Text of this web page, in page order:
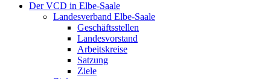
Der VCD in Elbe-Saale
Landesverband Elbe-Saale
Geschäftsstellen
Landesvorstand
Arbeitskreise
Satzung
Ziele